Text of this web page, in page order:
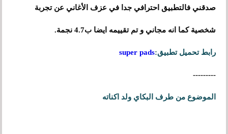
صدقني فالتطبيق احترافي جدا في عزف الأغاني عن تجربة
شخصية كما انه مجاني و تم تقييمه ايضا ب4.7 نجمة.
رابط تحميل تطبيق:super pads
---------
الموضوع من طرف البكاي ولد اكناته